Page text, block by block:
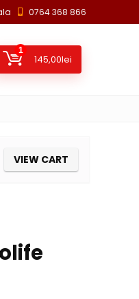
0764 368 866
1
145,00lei
VIEW CART